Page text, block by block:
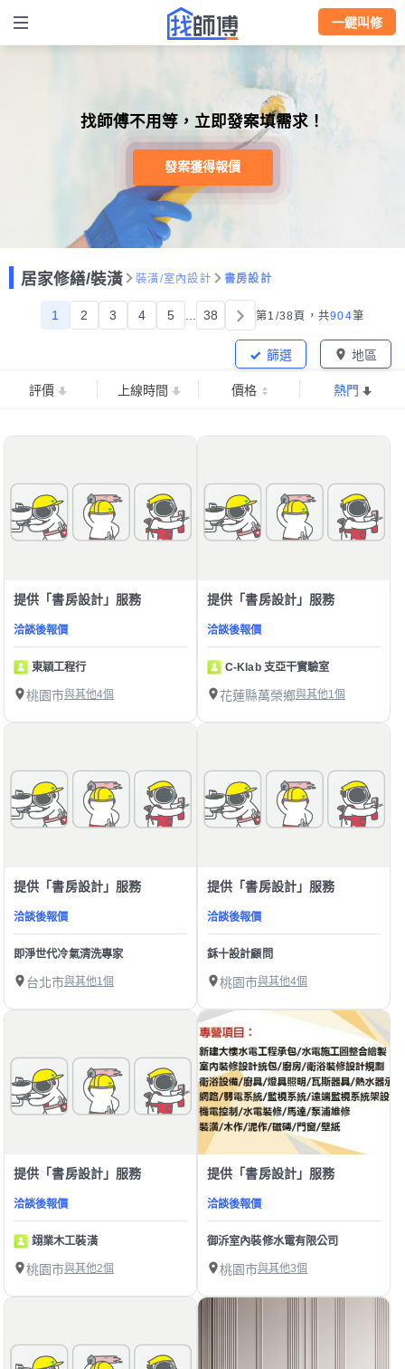
一鍵叫修
找師傅不用等，立即發案填需求！
發案獲得報價
居家修繕/裝潢 裝潢/室內設計 書房設計
1 2 3 4 5 38 第1/38頁， 共904筆
地區
篩選
評價 上線時間 價格 熱門
提供「書房設計」服務
洽談後報價
東穎工程行
桃園市與其他4個
提供「書房設計」服務
洽談後報價
C-Klab 支亞干實驗室
花蓮縣萬榮鄉與其他1個
提供「書房設計」服務
洽談後報價
即淨世代冷氣清洗專家
台北市與其他1個
提供「書房設計」服務
洽談後報價
鉌十設計顧問
桃園市與其他4個
提供「書房設計」服務
洽談後報價
翊業木工裝潢
桃園市與其他2個
提供「書房設計」服務
洽談後報價
御泝室內裝修水電有限公司
桃園市與其他3個